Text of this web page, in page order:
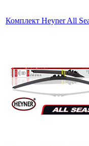
Комплект Heyner All